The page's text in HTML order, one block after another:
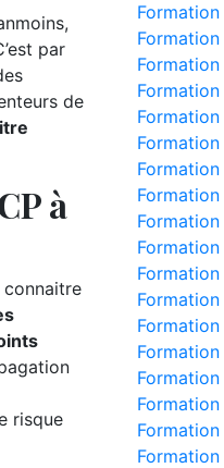
par
de
à
connaitre
risque
Formation